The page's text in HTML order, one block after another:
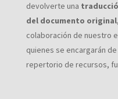
devolverte una
del documento original
colaboración de nuestro
quienes se encargarán
repertorio de recursos,